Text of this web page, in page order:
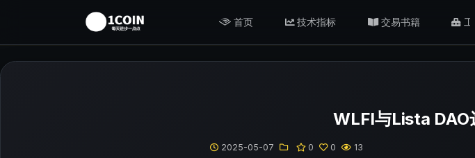
首页 技术指标 交易书籍 工
WLFI与Lista DAO
2025-05-07 0 0 13